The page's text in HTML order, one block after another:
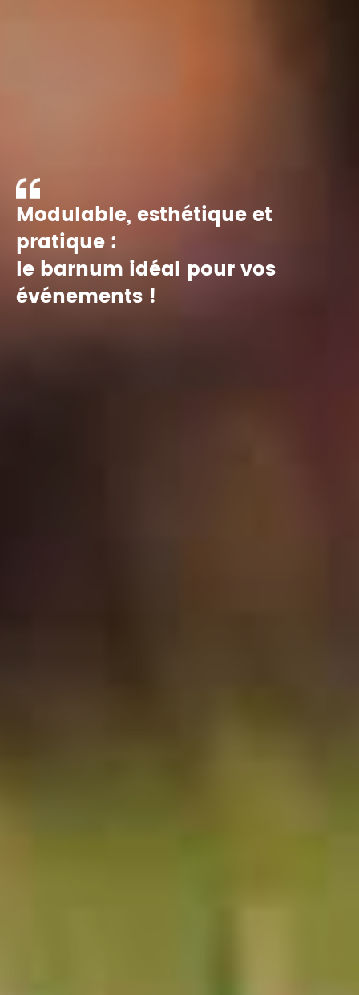
Modulable, esthétique et
pratique :
le barnum idéal pour vos
événements !